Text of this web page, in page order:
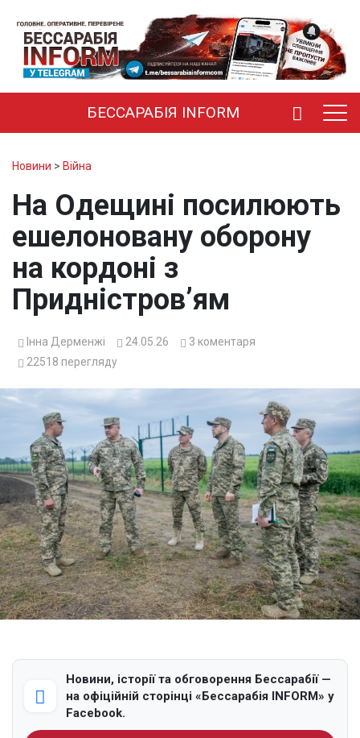
БЕССАРАБІЯ INFORM
Новини > Війна
На Одещині посилюють
ешелоновану оборону
на кордоні з
Придністров’ям
Інна Дерменжі 24.05.26 3 коментаря
22518 перегляду
Новини, історії та обговорення Бессарабії —
на офіційній сторінці «Бессарабія INFORM» у
Facebook.